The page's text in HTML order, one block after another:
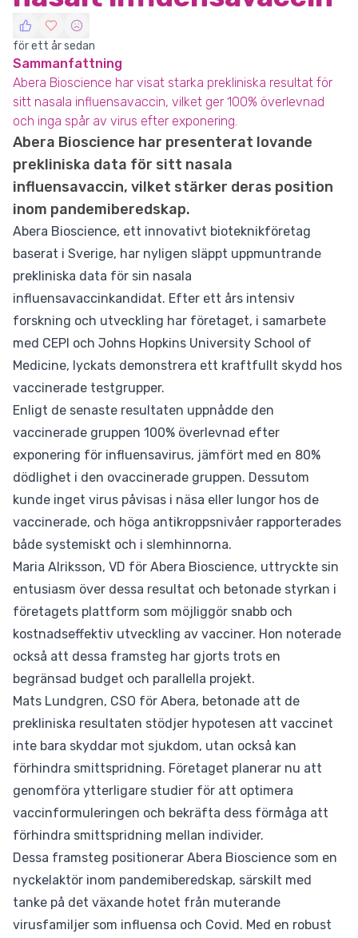
för ett år sedan
Sammanfattning
Abera Bioscience har visat starka prekliniska resultat för
sitt nasala influensavaccin, vilket ger 100% överlevnad
och inga spår av virus efter exponering.
Abera Bioscience har presenterat lovande
prekliniska data för sitt nasala
influensavaccin, vilket stärker deras position
inom pandemiberedskap.
Abera Bioscience, ett innovativt bioteknikföretag
baserat i Sverige, har nyligen släppt uppmuntrande
prekliniska data för sin nasala
influensavaccinkandidat. Efter ett års intensiv
forskning och utveckling har företaget, i samarbete
med CEPI och Johns Hopkins University School of
Medicine, lyckats demonstrera ett kraftfullt skydd hos
vaccinerade testgrupper.
Enligt de senaste resultaten uppnådde den
vaccinerade gruppen 100% överlevnad efter
exponering för influensavirus, jämfört med en 80%
dödlighet i den ovaccinerade gruppen. Dessutom
kunde inget virus påvisas i näsa eller lungor hos de
vaccinerade, och höga antikroppsnivåer rapporterades
både systemiskt och i slemhinnorna.
Maria Alriksson, VD för Abera Bioscience, uttryckte sin
entusiasm över dessa resultat och betonade styrkan i
företagets plattform som möjliggör snabb och
kostnadseffektiv utveckling av vacciner. Hon noterade
också att dessa framsteg har gjorts trots en
begränsad budget och parallella projekt.
Mats Lundgren, CSO för Abera, betonade att de
prekliniska resultaten stödjer hypotesen att vaccinet
inte bara skyddar mot sjukdom, utan också kan
förhindra smittspridning. Företaget planerar nu att
genomföra ytterligare studier för att optimera
vaccinformuleringen och bekräfta dess förmåga att
förhindra smittspridning mellan individer.
Dessa framsteg positionerar Abera Bioscience som en
nyckelaktör inom pandemiberedskap, särskilt med
tanke på det växande hotet från muterande
virusfamiljer som influensa och Covid. Med en robust